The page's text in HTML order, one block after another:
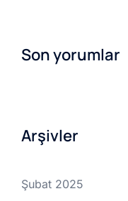
Son yorumlar
Arşivler
Şubat 2025